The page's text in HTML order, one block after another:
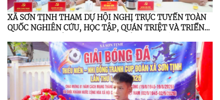
XÃ SƠN TỊNH THAM DỰ HỘI NGHỊ TRỰC TUYẾN TOÀN
QUỐC NGHIÊN CỨU, HỌC TẬP, QUÁN TRIỆT VÀ TRIỂN
BAN CHẤP HÀNH TRUNG ƯƠNG ĐẢNG KHÓA XIV